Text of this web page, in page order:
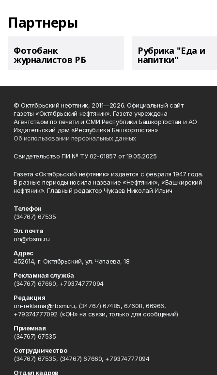
Партнеры
Фотобанк
журналистов РБ
Рубрика "Еда и
напитки"
© Октябрьский нефтяник, 2011—2026. Официальный сайт
газеты «Октябрьский нефтяник». Газета учреждена
Агентством по печати и СМИ Республики Башкортостан и АО
Издательский дом «Республика Башкортостан»
Об использовании персональных данных
Свидетельство ПИ № ТУ 02-01857 от 19.05.2025
Газета «Октябрьский нефтяник» издается с февраля 1947 года.
В разные периоды носила название «Нефтяник», «Башкирский
нефтяник». Главный редактор Чукаев Николай Ильич
Телефон
(34767) 67535
Эл. почта
on@rbsmi.ru
Адрес
452614, г. Октябрьский, ул. Чапаева, 18
Рекламная служба
(34767) 67660, +79374777094
Редакция
on-reklama@rbsmi.ru, (34767) 67485, 67608, 66966,
+79374777092 («ОН» на связи, только для сообщений)
Приемная
(34767) 67535
Сотрудничество
(34767) 67535, (34767) 67660, +79374777094
Отдел кадров